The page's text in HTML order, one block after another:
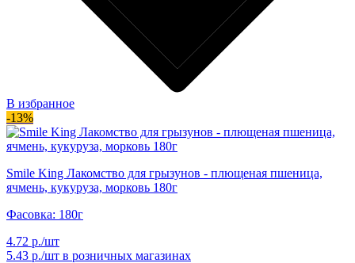
В избранное
-13%
Smile King Лакомство для грызунов - плющеная пшеница,
ячмень, кукуруза, морковь 180г
Фасовка: 180г
4.72 р./шт
5.43 р./шт в розничных магазинах